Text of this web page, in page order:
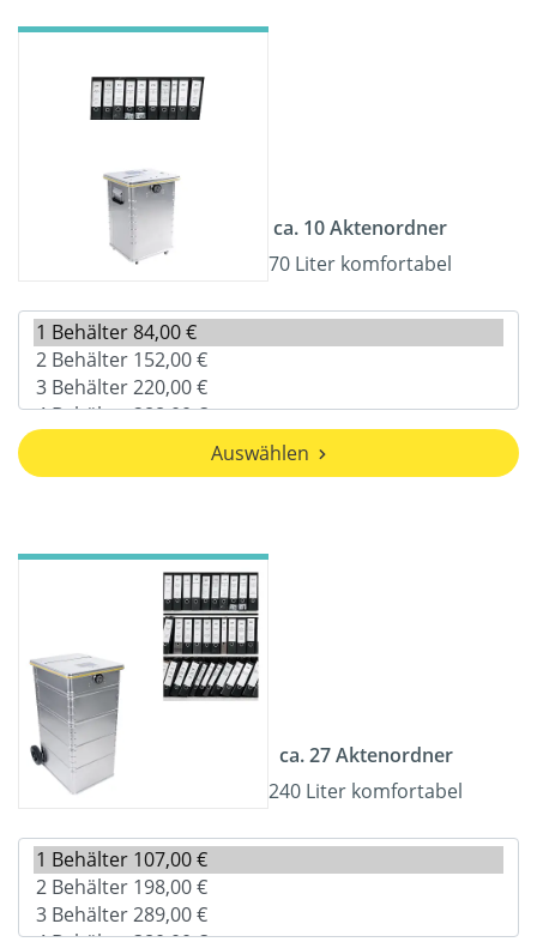
ca. 10 Aktenordner
70 Liter komfortabel
Auswählen
ca. 27 Aktenordner
240 Liter komfortabel